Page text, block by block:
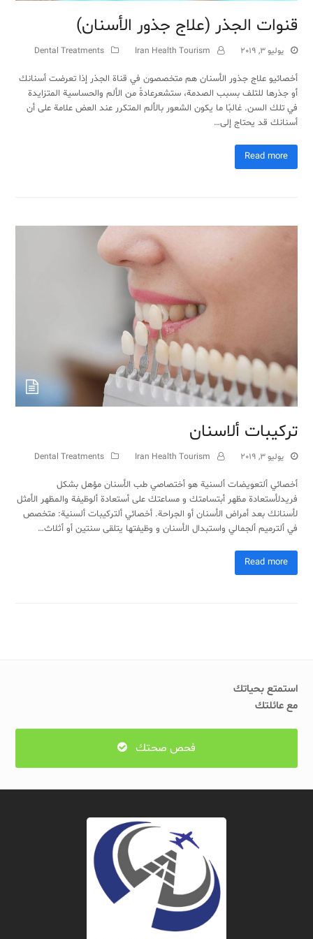
قنوات الجذر (علاج جذور الأسنان)
يوليو 3, 2019 Iran Health Tourism
Dental Treatments
أخصائيو علاج جذور الأسنان هم متخصصون في قناة الجذر إذا تعرضت أسنانك
أو جذرها للتلف بسبب الصدمة، ستشعرعادةً من الألم والحساسية المتزايدة
في تلك السن. غالبًا ما يكون الشعور بالألم المتكرر عند العض علامة على أن
أسنانك قد يحتاج إلى…
Read more
تركيبات ألاسنان
يوليو 3, 2019 Iran Health Tourism
Dental Treatments
أخصائي ألتعويضات ألسنية هو أختصاصي طب الأسنان مؤهل بشكل
فريدلأستعادة مظهر أبتسامتك و مساعتك على أستعادة ألوظيفة والمظهر الأمثل
لأسنانك بعد أمراض الأسنان أو الجراحة. أخصائي ألتركيبات ألسنية: متخصص
في ألترميم ألجمالي واستبدال الأسنان و وظيفتها يتلقى سنتين أو أثلاث…
Read more
استمتع بحياتك
مع عائلتك
فحص صحتك